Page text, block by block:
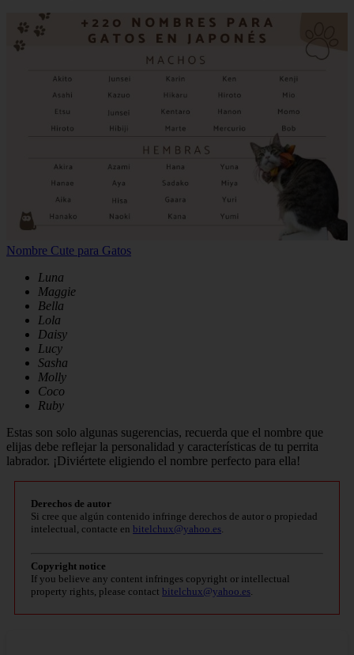
Nombre Cute para Gatos
Luna
Maggie
Bella
Lola
Daisy
Lucy
Sasha
Molly
Coco
Ruby
Estas son solo algunas sugerencias, recuerda que el nombre que
elijas debe reflejar la personalidad y características de tu perrita
labrador. ¡Diviértete eligiendo el nombre perfecto para ella!
Derechos de autor
Si cree que algún contenido infringe derechos de autor o propiedad
intelectual, contacte en bitelchux@yahoo.es
Copyright notice
If you believe any content infringes copyright or intellectual
property rights, please contact bitelchux@yahoo.es